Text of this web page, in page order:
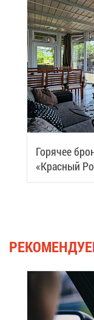
Го­ря­чее
«Крас­ный